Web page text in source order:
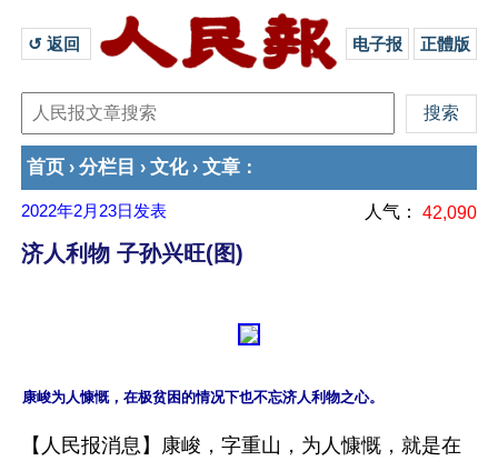
↺ 返回 电子报 正體版
首页 › 分栏目 › 文化› 文章 ：
2022年2月23日 发表 人气： 42,090
济人利物 子孙兴旺(图)
【人民报消息】康峻，字重山，为人慷慨，就是在